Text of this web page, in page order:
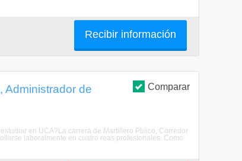
Recibir información
Comparar
Administrador de
en UCA?La carrera de Martillero Pblico, Corredor
laboralmente en cuatro reas profesionales. Como